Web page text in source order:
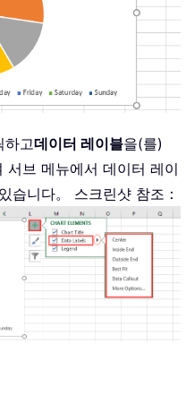
하고데이터 레이블을(를)
서브 메뉴에서 데이터 레이
습니다。 스크린샷 참조：